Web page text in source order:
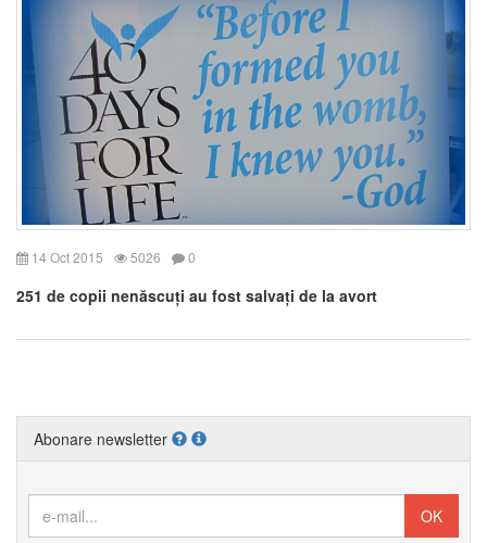
14 Oct 2015 5026 0
251 de copii nenăscuți au fost salvați de la avort
Abonare newsletter